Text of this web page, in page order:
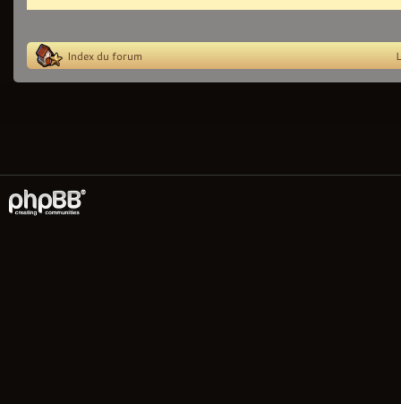
Index du forum